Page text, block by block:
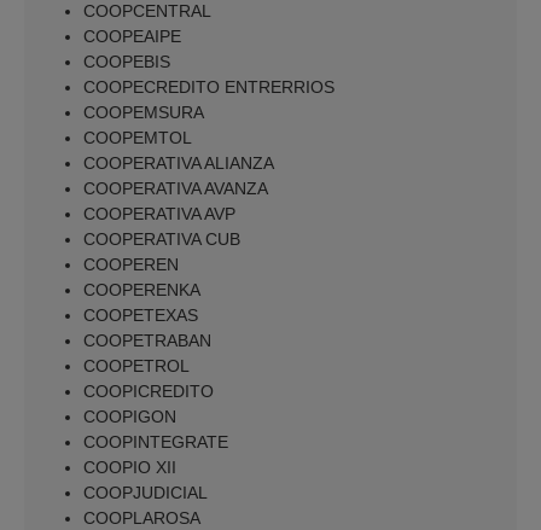
COOPCENTRAL
COOPEAIPE
COOPEBIS
COOPECREDITO ENTRERRIOS
COOPEMSURA
COOPEMTOL
COOPERATIVA ALIANZA
COOPERATIVA AVANZA
COOPERATIVA AVP
COOPERATIVA CUB
COOPEREN
COOPERENKA
COOPETEXAS
COOPETRABAN
COOPETROL
COOPICREDITO
COOPIGON
COOPINTEGRATE
COOPIO XII
COOPJUDICIAL
COOPLAROSA